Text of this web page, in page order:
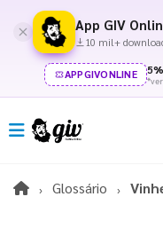
App GIV
10 mil+
APPGIVONLINE
Glossário